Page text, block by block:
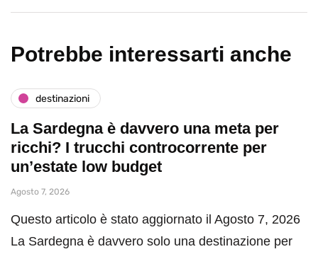
Potrebbe interessarti anche
destinazioni
La Sardegna è davvero una meta per
ricchi? I trucchi controcorrente per
un’estate low budget
Agosto 7, 2026
Questo articolo è stato aggiornato il Agosto 7, 2026
La Sardegna è davvero solo una destinazione per